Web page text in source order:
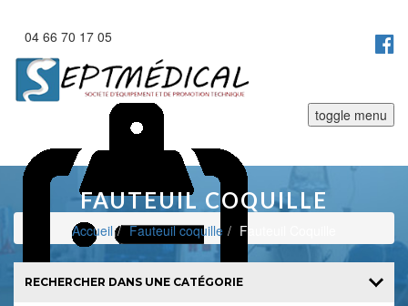
04 66 70 17 05
toggle menu
FAUTEUIL COQUILLE
Accueil Fauteuil coquille Fauteuil Coquille